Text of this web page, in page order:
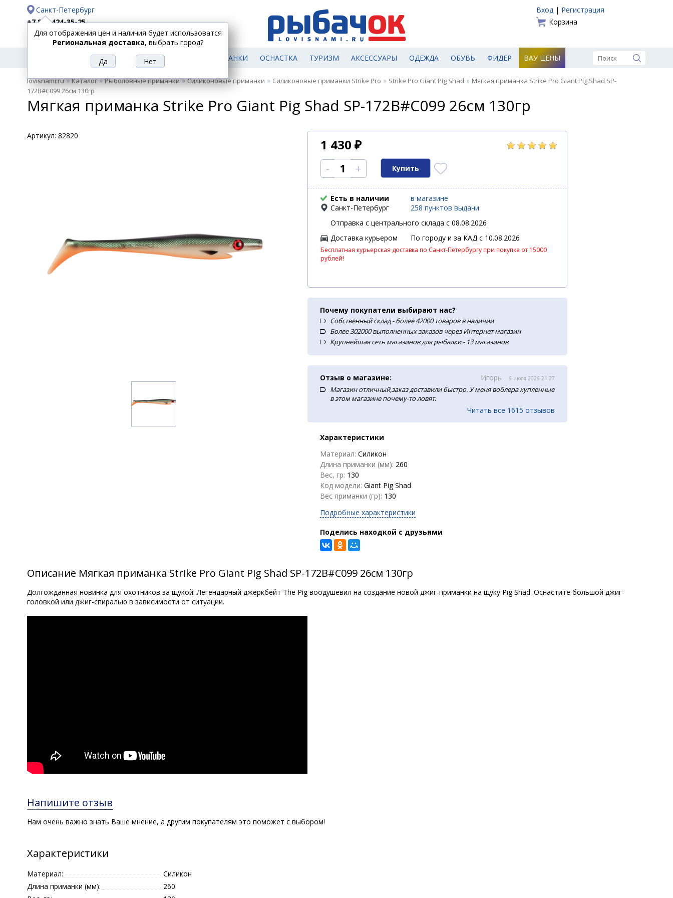
Санкт-Петербург
+7 812 424-35-25
Доставка
Оплата
Вход | Регистрация
Корзина
Для отображения цен и наличия будет использоватся
Региональная доставка, выбрать город?
РЫБОЛОВНЫЕ
ТОВАРЫ
СПИННИНГИ КАТУШКИ ПРИМАНКИ ОСНАСТКА ТУРИЗМ АКСЕССУАРЫ ОДЕЖДА ОБУВЬ ФИДЕР ВАУ ЦЕНЫ
lovisnami.ru»Каталог»Рыболовные приманки»Силиконовые приманки » Силиконовые приманки Strike Pro » Strike Pro Giant Pig Shad » Мягкая приманка Strike Pro Giant Pig Shad SP-
172B#C099 26см 130гр
Мягкая приманка Strike Pro Giant Pig Shad SP-172B#C099 26см 130гр
Артикул: 82820
1 430 ₽
- +
Есть в наличии
в магазине
Санкт-Петербург
258 пунктов выдачи
Отправка с центрального склада с 08.08.2026
Доставка курьером
По городу и за КАД c 10.08.2026
Бесплатная курьерская доставка по Санкт-Петербургу при покупке от 15000
рублей!
Почему покупатели выбирают нас?
Собственный склад - более 42000 товаров в наличии
Более 302000 выполненных заказов через Интернет магазин
Крупнейшая сеть магазинов для рыбалки - 13 магазинов
Отзыв о магазине: Игорь 6 июля 2026 21:27
Магазин отличный,заказ доставили быстро. У меня воблера купленные
в этом магазине почему-то ловят.
Читать все 1615 отзывов
Характеристики
Материал: Силикон
Длина приманки (мм): 260
Вес, гр: 130
Код модели: Giant Pig Shad
Вес приманки (гр): 130
Подробные характеристики
Поделись находкой с друзьями
Описание Мягкая приманка Strike Pro Giant Pig Shad SP-172B#C099 26см 130гр
Долгожданная новинка для охотников за щукой! Легендарный джеркбейт The Pig воодушевил на создание новой джиг-приманки на щуку Pig Shad. Оснастите большой джиг-
головкой или джиг-спиралью в зависимости от ситуации.
Напишите отзыв
Нам очень важно знать Ваше мнение, а другим покупателям это поможет с выбором!
Характеристики
Материал:
Силикон
Длина приманки (мм):
260